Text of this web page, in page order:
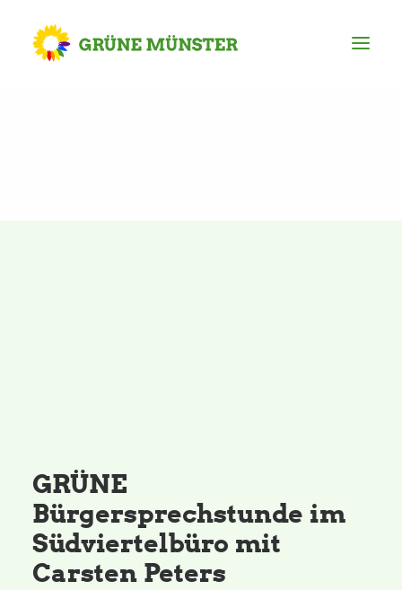
Grünes Zentrum
Personen
GRÜNE
Bürgersprechstunde im
Südviertelbüro mit
Carsten Peters